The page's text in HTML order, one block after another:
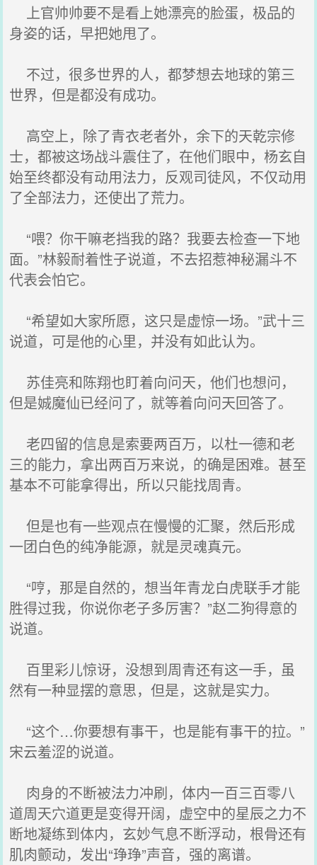
上官帅帅要不是看上她漂亮的脸蛋，极品的
身姿的话，早把她甩了。
不过，很多世界的人，都梦想去地球的第三
世界，但是都没有成功。
高空上，除了青衣老者外，余下的天乾宗修
士，都被这场战斗震住了，在他们眼中，杨玄自
始至终都没有动用法力，反观司徒风，不仅动用
了全部法力，还使出了荒力。
“喂？你干嘛老挡我的路？我要去检查一下地
面。”林毅耐着性子说道，不去招惹神秘漏斗不
代表会怕它。
“希望如大家所愿，这只是虚惊一场。”武十三
说道，可是他的心里，并没有如此认为。
苏佳亮和陈翔也盯着向问天，他们也想问，
但是娍魔仙已经问了，就等着向问天回答了。
老四留的信息是索要两百万，以杜一德和老
三的能力，拿出两百万来说，的确是困难。甚至
基本不可能拿得出，所以只能找周青。
但是也有一些观点在慢慢的汇聚，然后形成
一团白色的纯净能源，就是灵魂真元。
“哼，那是自然的，想当年青龙白虎联手才能
胜得过我，你说你老子多厉害？”赵二狗得意的
说道。
百里彩儿惊讶，没想到周青还有这一手，虽
然有一种显摆的意思，但是，这就是实力。
“这个…你要想有事干，也是能有事干的拉。”
宋云羞涩的说道。
肉身的不断被法力冲刷，体内一百三百零八
道周天穴道更是变得开阔，虚空中的星辰之力不
断地凝练到体内，玄妙气息不断浮动，根骨还有
肌肉颤动，发出“琤琤”声音，强的离谱。